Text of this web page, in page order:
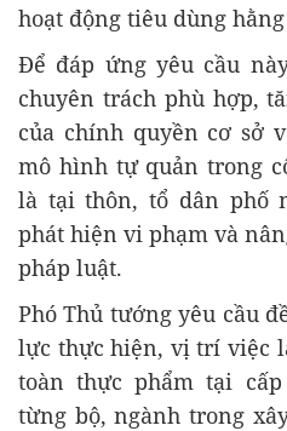
hoạt động tiêu dùng
Để đáp ứng yêu cầu
chuyên trách phù hợp,
của chính quyền cơ sở
mô hình tự quản trong
là tại thôn, tổ dân phố
phát hiện vi phạm và
pháp luật.
Phó Thủ tướng yêu cầu
lực thực hiện, vị trí việc
toàn thực phẩm tại
từng bộ, ngành trong